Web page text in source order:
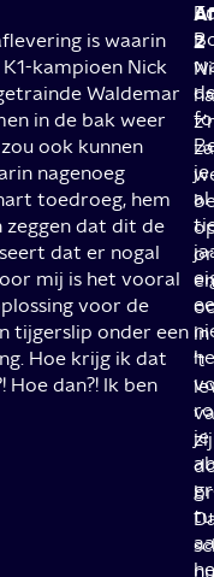
is waarin
kampioen Nick
Waldemar
in de bak weer
ook kunnen
nagenoeg
toedroeg, hem
zeggen dat dit de
dat er nogal
mij is het vooral
voor de
tijgerslip onder een
Hoe krijg ik dat
dan?! Ik ben
2
en
in
't
nu
je
al
je